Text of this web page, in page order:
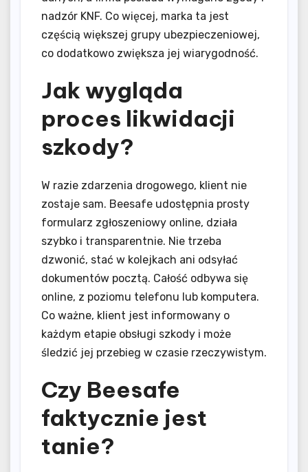
nadzór KNF. Co więcej, marka ta jest
częścią większej grupy ubezpieczeniowej,
co dodatkowo zwiększa jej wiarygodność.
Jak wygląda
proces likwidacji
szkody?
W razie zdarzenia drogowego, klient nie
zostaje sam. Beesafe udostępnia prosty
formularz zgłoszeniowy online, działa
szybko i transparentnie. Nie trzeba
dzwonić, stać w kolejkach ani odsyłać
dokumentów pocztą. Całość odbywa się
online, z poziomu telefonu lub komputera.
Co ważne, klient jest informowany o
każdym etapie obsługi szkody i może
śledzić jej przebieg w czasie rzeczywistym.
Czy Beesafe
faktycznie jest
tanie?